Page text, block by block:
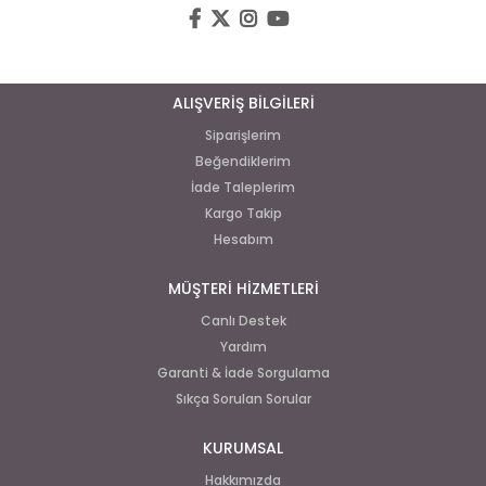
ALIŞVERİŞ BİLGİLERİ
Siparişlerim
Beğendiklerim
İade Taleplerim
Kargo Takip
Hesabım
MÜŞTERİ HİZMETLERİ
Canlı Destek
Yardım
Garanti & İade Sorgulama
Sıkça Sorulan Sorular
KURUMSAL
Hakkımızda